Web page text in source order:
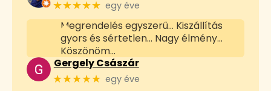
★★★★★ egy éve
Megrendelés egyszerű... Kiszállítás
gyors és sértetlen... Nagy élmény...
Köszönöm...
Gergely Császár
★★★★★ egy éve